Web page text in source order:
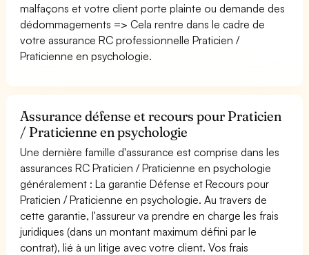
malfaçons et votre client porte plainte ou demande des
dédommagements => Cela rentre dans le cadre de
votre assurance RC professionnelle Praticien /
Praticienne en psychologie.
Assurance défense et recours pour Praticien
/ Praticienne en psychologie
Une dernière famille d'assurance est comprise dans les
assurances RC Praticien / Praticienne en psychologie
généralement : La garantie Défense et Recours pour
Praticien / Praticienne en psychologie. Au travers de
cette garantie, l'assureur va prendre en charge les frais
juridiques (dans un montant maximum défini par le
contrat), lié à un litige avec votre client. Vos frais